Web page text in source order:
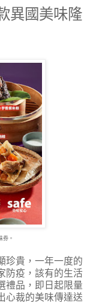
異國美味隆
券。
珍貴，一年一度的
防疫，該有的生活
禮品，即日起限量
心裁的美味傳達送